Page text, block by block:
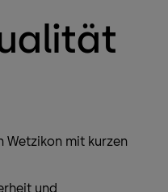
mit kurzen
und